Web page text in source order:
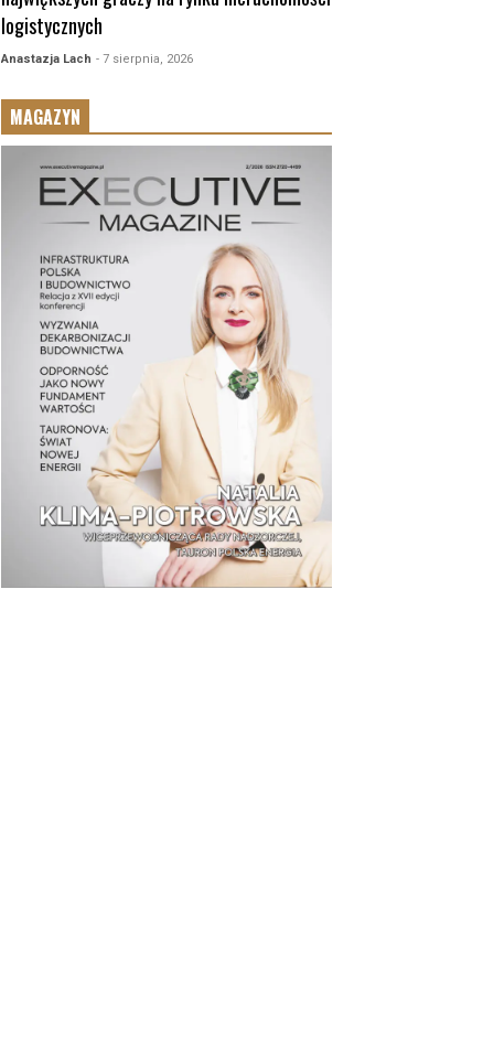
logistycznych
Anastazja Lach - 7 sierpnia, 2026
MAGAZYN